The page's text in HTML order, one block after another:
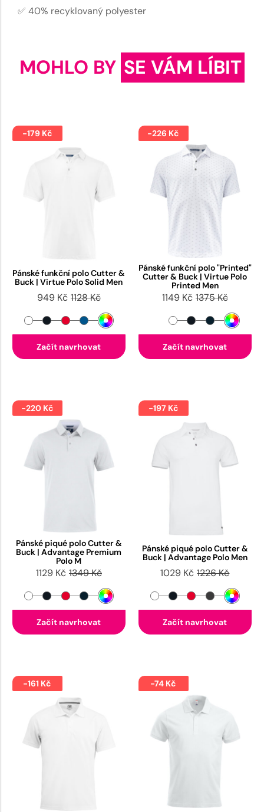
✅ 40% recyklovaný polyester
MOHLO BY SE VÁM LÍBIT
-179 Kč
Pánské funkční polo Cutter &
Buck | Virtue Polo Solid Men
949 Kč 1128 Kč
Začít navrhovat
-226 Kč
Pánské funkční polo "Printed"
Cutter & Buck | Virtue Polo
Printed Men
1149 Kč 1375 Kč
Začít navrhovat
-220 Kč
Pánské piqué polo Cutter &
Buck | Advantage Premium
Polo M
1129 Kč 1349 Kč
Začít navrhovat
-197 Kč
Pánské piqué polo Cutter &
Buck | Advantage Polo Men
1029 Kč 1226 Kč
Začít navrhovat
-161 Kč -74 Kč